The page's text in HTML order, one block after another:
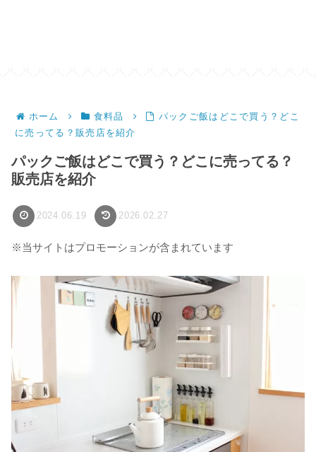
ホーム 食料品
パックご飯はどこで買う？どこ
に売ってる？販売店を紹介
パックご飯はどこで買う？どこに売ってる？
販売店を紹介
2024.06.19 2026.02.27
※当サイトはプロモーションが含まれています